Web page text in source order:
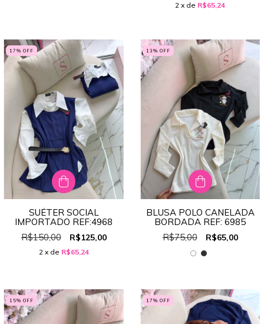
2 x de R$65,24
17 % OFF
SUÉTER SOCIAL
IMPORTADO REF:4968
R$150,00
R$125,00
2 x de R$65,24
13 % OFF
BLUSA POLO CANELADA
BORDADA REF: 6985
R$75,00
R$65,00
15% OFF 17 % OFF